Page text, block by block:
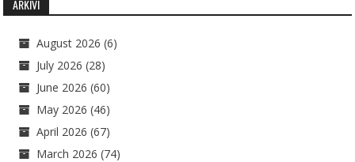
ARKIVI
August 2026 (6)
July 2026 (28)
June 2026 (60)
May 2026 (46)
April 2026 (67)
March 2026 (74)